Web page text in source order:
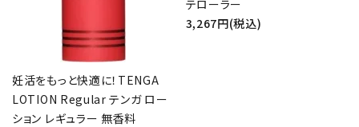
妊活をもっと快適に！TENGA
LOTION Regular テンガ ロー
ション レギュラー 無香料
テローラー
3,267円(税込)